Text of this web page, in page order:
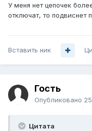
У меня нет цепочек
отключат, то подвиснет
Вставить ник
Гость
Опубликовано
Цитата